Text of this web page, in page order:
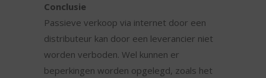
Conclusie
Passieve verkoop via internet door een
distributeur kan door een leverancier niet
worden verboden. Wel kunnen er
beperkingen worden opgelegd, zoals het